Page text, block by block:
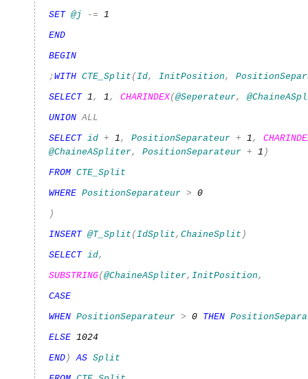
SET @j -= 1
END
BEGIN
;WITH CTE_Split (Id, InitPosition,
SELECT1, 1, CHARINDEX(@Seperateur,
UNION ALL
SELECT id + 1, PositionSeparateur + 1,
@ChaineASpliter, PositionSeparateur + 1 )
FROM CTE_Split
WHERE PositionSeparateur > 0
)
INSERT @T_Split (IdSplit, ChaineSplit )
SELECT id,
SUBSTRING(@ChaineASpliter, InitPosition,
CASE
WHEN PositionSeparateur > 0 THEN
ELSE 1024
END ) AS Split